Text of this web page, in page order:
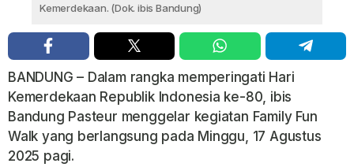
Kemerdekaan. (Dok. ibis Bandung)
BANDUNG – Dalam rangka memperingati Hari
Kemerdekaan Republik Indonesia ke-80, ibis
Bandung Pasteur menggelar kegiatan Family Fun
Walk yang berlangsung pada Minggu, 17 Agustus
2025 pagi.